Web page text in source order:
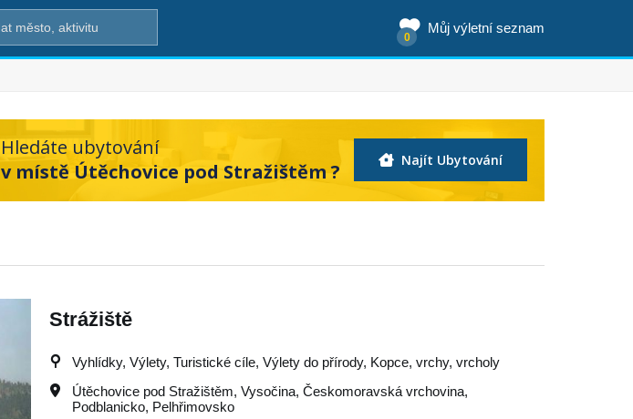
Můj výletní seznam
0
Hledáte ubytování
v místě Útěchovice pod Stražištěm ?
Najít Ubytování
Strážiště
Vyhlídky, Výlety, Turistické cíle, Výlety do přírody, Kopce, vrchy, vrcholy
Útěchovice pod Stražištěm, Vysočina, Českomoravská vrchovina,
Podblanicko, Pelhřimovsko